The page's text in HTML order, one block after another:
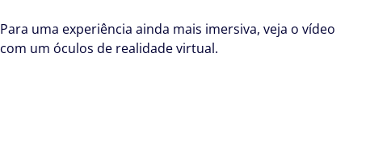
Para uma experiência ainda mais imersiva, veja o vídeo
com um óculos de realidade virtual.